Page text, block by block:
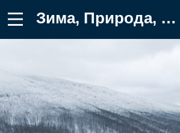
Зима, Природа, Серый, Вода, Берег, Вид Фон для телефона